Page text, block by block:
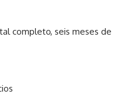
completo, seis meses de